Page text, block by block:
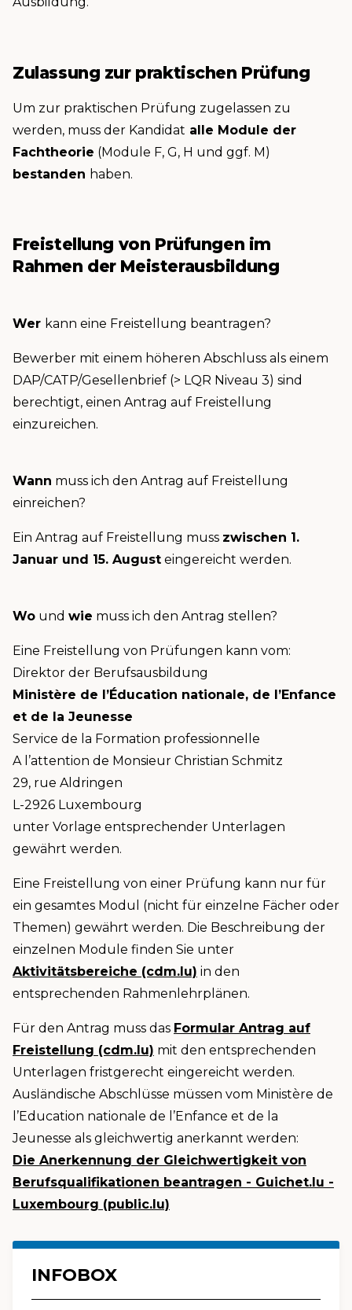
Zulassung zur praktischen Prüfung
Um zur praktischen Prüfung zugelassen zu
werden, muss der Kandidat alle Module der
Fachtheorie (Module F, G, H und ggf. M)
bestanden haben.
Freistellung von Prüfungen im
Rahmen der Meisterausbildung
Wer kann eine Freistellung beantragen?
Bewerber mit einem höheren Abschluss als einem
DAP/CATP/Gesellenbrief (> LQR Niveau 3) sind
berechtigt, einen Antrag auf Freistellung
einzureichen.
Wann muss ich den Antrag auf Freistellung
einreichen?
Ein Antrag auf Freistellung muss zwischen 1.
Januar und 15. August eingereicht werden.
Wo und wie muss ich den Antrag stellen?
Eine Freistellung von Prüfungen kann vom:
Direktor der Berufsausbildung
Ministère de l’Éducation nationale, de l’Enfance
et de la Jeunesse
Service de la Formation professionnelle
A l’attention de Monsieur Christian Schmitz
29, rue Aldringen
L-2926 Luxembourg
unter Vorlage entsprechender Unterlagen
gewährt werden.
Eine Freistellung von einer Prüfung kann nur für
ein gesamtes Modul (nicht für einzelne Fächer oder
Themen) gewährt werden. Die Beschreibung der
einzelnen Module finden Sie unter
Aktivitätsbereiche (cdm.lu) in den
entsprechenden Rahmenlehrplänen.
Für den Antrag muss das Formular Antrag auf
Freistellung (cdm.lu) mit den entsprechenden
Unterlagen fristgerecht eingereicht werden.
Ausländische Abschlüsse müssen vom Ministère de
l’Education nationale de l’Enfance et de la
Jeunesse als gleichwertig anerkannt werden:
Die Anerkennung der Gleichwertigkeit von
Berufsqualifikationen beantragen - Guichet.lu -
Luxembourg (public.lu)
INFOBOX